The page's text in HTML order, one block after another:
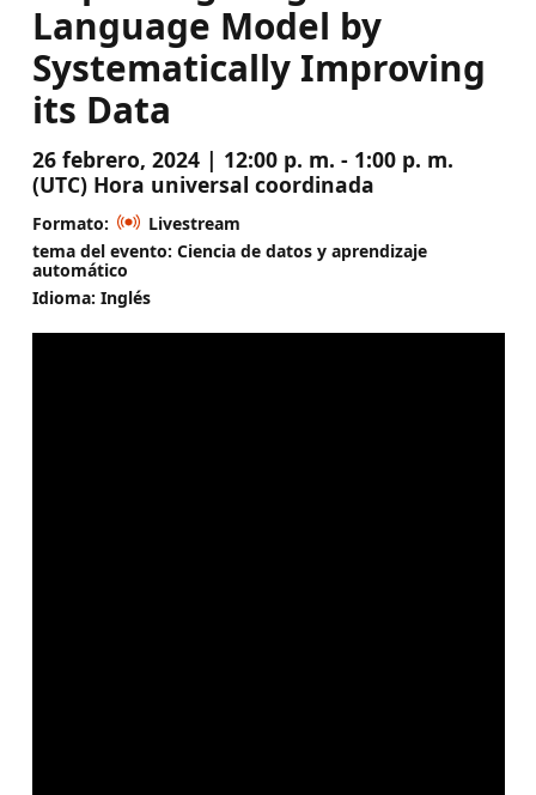
Language Model by
Systematically Improving
its Data
26 febrero, 2024 | 12:00 p. m. - 1:00 p. m.
(UTC) Hora universal coordinada
Formato:
Livestream
tema del evento: Ciencia de datos y aprendizaje
automático
Idioma: Inglés